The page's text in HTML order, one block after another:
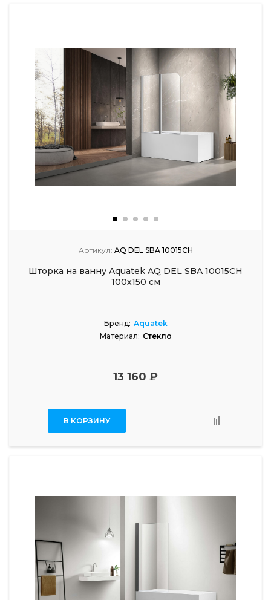
Артикул: AQ DEL SBA 10015CH
Шторка на ванну Aquatek AQ DEL SBA 10015CH
100х150 см
Бренд: Aquatek
Материал: Стекло
13 160 ₽
В КОРЗИНУ